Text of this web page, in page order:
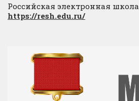
Российская электронная школа
https://resh.edu.ru/